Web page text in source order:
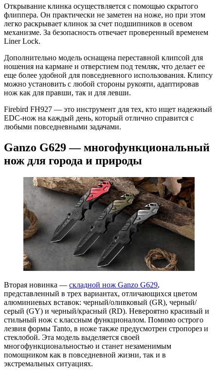
Открывание клинка осуществляется с помощью скрытого
флиппера. Он практически не заметен на ноже, но при этом
легко раскрывает клинок за счет подшипников в осевом
механизме. За безопасность отвечает проверенный временем
Liner Lock.
Дополнительно модель оснащена переставной клипсой для
ношения на кармане и отверстием под темляк, что делает ее
еще более удобной для повседневного использования. Клипсу
можно установить с любой стороны рукояти, адаптировав
нож как для правши, так и для левши.
Firebird FH927 — это инструмент для тех, кто ищет надежный
EDC-нож на каждый день, который отлично справится с
любыми повседневными задачами.
Ganzo G629 — многофункциональный
нож для города и природы
Вторая новинка — складной нож Ganzo G629,
представленный в трех вариантах, отличающихся цветом
алюминиевых вставок: черный/оливковый (GR), черный/
серый (GY) и черный/красный (RD). Невероятно красивый и
стильный нож с классным функционалом. Помимо острого
лезвия формы Tanto, в ноже также предусмотрен стропорез и
стеклобой. Эта модель выделяется своей
многофункциональностью и станет незаменимым
помощником как в повседневной жизни, так и в
экстремальных ситуациях.